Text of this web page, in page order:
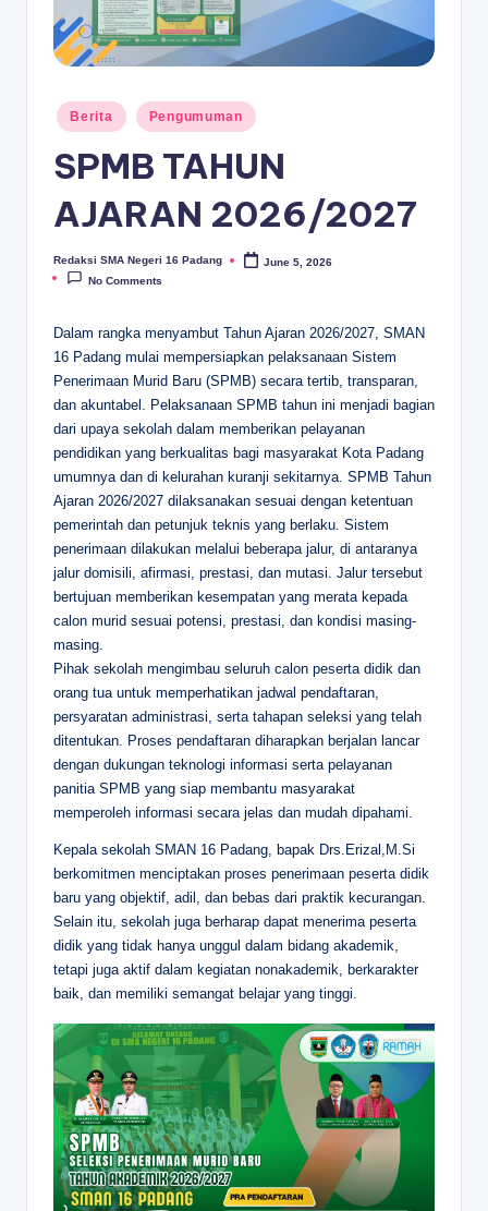
D
A
GPosted
in
Berita Pengumuman
SPMB TAHUN
AJARAN 2026/2027
Posted
by
Redaksi SMA Negeri 16 Padang
June 5, 2026
No Comments
Dalam rangka menyambut Tahun Ajaran 2026/2027, SMAN
16 Padang mulai mempersiapkan pelaksanaan Sistem
Penerimaan Murid Baru (SPMB) secara tertib, transparan,
dan akuntabel. Pelaksanaan SPMB tahun ini menjadi bagian
dari upaya sekolah dalam memberikan pelayanan
pendidikan yang berkualitas bagi masyarakat Kota Padang
umumnya dan di kelurahan kuranji sekitarnya. SPMB Tahun
Ajaran 2026/2027 dilaksanakan sesuai dengan ketentuan
pemerintah dan petunjuk teknis yang berlaku. Sistem
penerimaan dilakukan melalui beberapa jalur, di antaranya
jalur domisili, afirmasi, prestasi, dan mutasi. Jalur tersebut
bertujuan memberikan kesempatan yang merata kepada
calon murid sesuai potensi, prestasi, dan kondisi masing-
masing.
Pihak sekolah mengimbau seluruh calon peserta didik dan
orang tua untuk memperhatikan jadwal pendaftaran,
persyaratan administrasi, serta tahapan seleksi yang telah
ditentukan. Proses pendaftaran diharapkan berjalan lancar
dengan dukungan teknologi informasi serta pelayanan
panitia SPMB yang siap membantu masyarakat
memperoleh informasi secara jelas dan mudah dipahami.
Kepala sekolah SMAN 16 Padang, bapak Drs.Erizal,M.Si
berkomitmen menciptakan proses penerimaan peserta didik
baru yang objektif, adil, dan bebas dari praktik kecurangan.
Selain itu, sekolah juga berharap dapat menerima peserta
didik yang tidak hanya unggul dalam bidang akademik,
tetapi juga aktif dalam kegiatan nonakademik, berkarakter
baik, dan memiliki semangat belajar yang tinggi.